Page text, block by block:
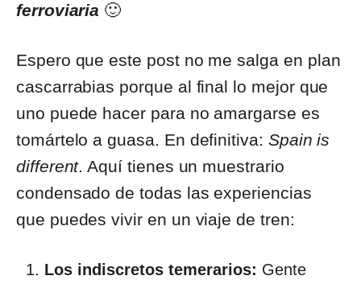
ferroviaria 🙂
Espero que este post no me salga en plan
cascarrabias porque al final lo mejor que
uno puede hacer para no amargarse es
tomártelo a guasa. En definitiva: Spain is
different. Aquí tienes un muestrario
condensado de todas las experiencias
que puedes vivir en un viaje de tren:
Los indiscretos temerarios: Gente